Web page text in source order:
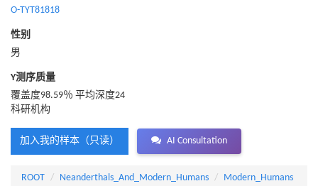
O-TYT81818
性别
男
Y测序质量
覆盖度98.59％ 平均深度24
科研机构
加入我的样本（只读） AI Consultation
ROOT Neanderthals_And_Modern_Humans
Modern_Humans